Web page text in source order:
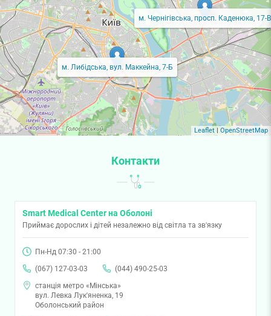
м. Либідська, вул. Маккейна, 7-Б
м. Чернігівська, просп. Каденюка, 17-В
Leaflet| OpenStreetMap
Контакти
Smart Medical Center на Оболоні
Приймає дорослих і дітей незалежно від світла та зв'язку
Пн-Нд 07:30 - 21:00
(067) 127-03-03
(044) 490-25-03
станція метро «Мінська»
вул. Левка Лук'яненка, 19
Оболонський район